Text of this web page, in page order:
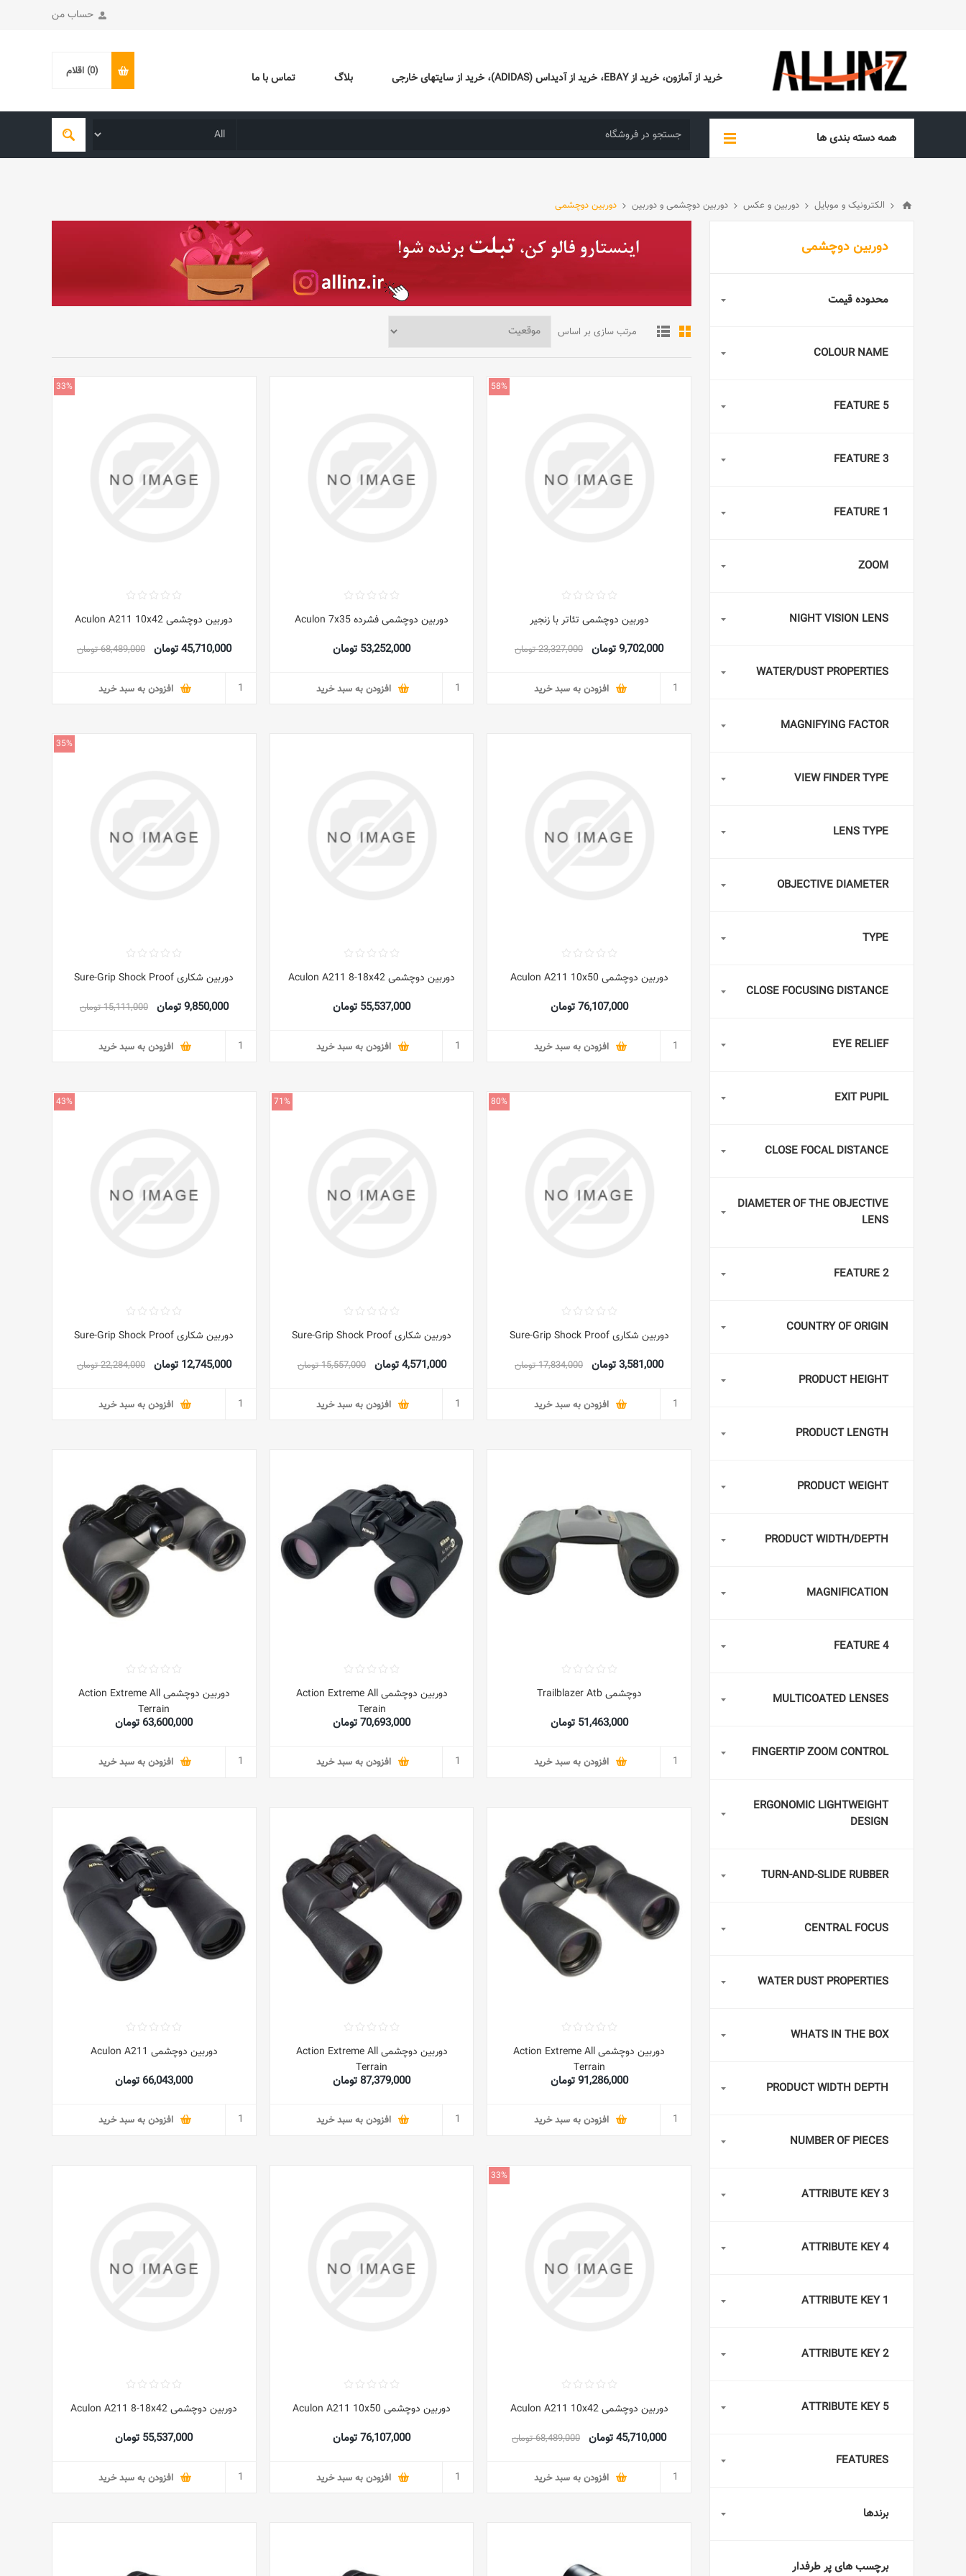
حساب من
خرید از آمازون، خرید از EBAY، خرید از آدیداس (ADIDAS)، خرید از سایتهای خارجی بلاگ تماس با ما (0) اقلام
همه دسته بندی ها
الکترونیک و موبایل دوربین و عکس دوربین دوچشمی و دوربین دوربین دوچشمی
مرتب سازی بر اساس
58%
دوربین دوچشمی تئاتر با زنجیر
9,702,000 تومان 23,327,000 تومان
افزودن به سبد خرید
دوربین دوچشمی فشرده Aculon 7x35
53,252,000 تومان
افزودن به سبد خرید
33%
دوربین دوچشمی Aculon A211 10x42
45,710,000 تومان 68,489,000 تومان
افزودن به سبد خرید
دوربین دوچشمی Aculon A211 10x50
76,107,000 تومان
افزودن به سبد خرید
دوربین دوچشمی Aculon A211 8-18x42
55,537,000 تومان
افزودن به سبد خرید
35%
دوربین شکاری Sure-Grip Shock Proof
9,850,000 تومان 15,111,000 تومان
افزودن به سبد خرید
80%
دوربین شکاری Sure-Grip Shock Proof
3,581,000 تومان 17,834,000 تومان
افزودن به سبد خرید
71%
دوربین شکاری Sure-Grip Shock Proof
4,571,000 تومان 15,557,000 تومان
افزودن به سبد خرید
43%
دوربین شکاری Sure-Grip Shock Proof
12,745,000 تومان 22,284,000 تومان
افزودن به سبد خرید
دوچشمی Trailblazer Atb
51,463,000 تومان
افزودن به سبد خرید
دوربین دوچشمی Action Extreme All
Terain
70,693,000 تومان
افزودن به سبد خرید
دوربین دوچشمی Action Extreme All
Terrain
63,600,000 تومان
افزودن به سبد خرید
دوربین دوچشمی Action Extreme All
Terrain
91,286,000 تومان
افزودن به سبد خرید
دوربین دوچشمی Action Extreme All
Terrain
87,379,000 تومان
افزودن به سبد خرید
دوربین دوچشمی Aculon A211
66,043,000 تومان
افزودن به سبد خرید
33%
دوربین دوچشمی Aculon A211 10x42
45,710,000 تومان 68,489,000 تومان
افزودن به سبد خرید
دوربین دوچشمی Aculon A211 10x50
76,107,000 تومان
افزودن به سبد خرید
دوربین دوچشمی Aculon A211 8-18x42
55,537,000 تومان
افزودن به سبد خرید
دوربین دوچشمی
محدوده قیمت
COLOUR NAME
FEATURE 5
FEATURE 3
FEATURE 1
ZOOM
NIGHT VISION LENS
WATER/DUST PROPERTIES
MAGNIFYING FACTOR
VIEW FINDER TYPE
LENS TYPE
OBJECTIVE DIAMETER
TYPE
CLOSE FOCUSING DISTANCE
EYE RELIEF
EXIT PUPIL
CLOSE FOCAL DISTANCE
DIAMETER OF THE OBJECTIVE
LENS
FEATURE 2
COUNTRY OF ORIGIN
PRODUCT HEIGHT
PRODUCT LENGTH
PRODUCT WEIGHT
PRODUCT WIDTH/DEPTH
MAGNIFICATION
FEATURE 4
MULTICOATED LENSES
FINGERTIP ZOOM CONTROL
ERGONOMIC LIGHTWEIGHT
DESIGN
TURN-AND-SLIDE RUBBER
CENTRAL FOCUS
WATER DUST PROPERTIES
WHATS IN THE BOX
PRODUCT WIDTH DEPTH
NUMBER OF PIECES
ATTRIBUTE KEY 3
ATTRIBUTE KEY 4
ATTRIBUTE KEY 1
ATTRIBUTE KEY 2
ATTRIBUTE KEY 5
FEATURES
برندها
برچسب های پر طرفدار